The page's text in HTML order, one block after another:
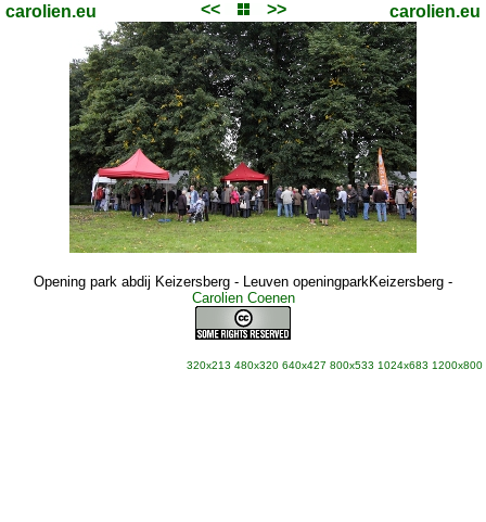
carolien.eu << >> carolien.eu
Opening park abdij Keizersberg - Leuven openingparkKeizersberg -
Carolien Coenen
320x213 480x320 640x427 800x533 1024x683 1200x800